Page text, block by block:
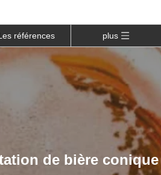
références plus
de bière conique